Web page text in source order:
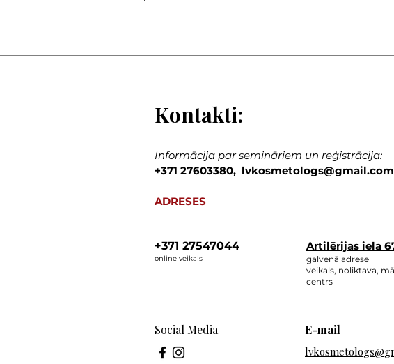
Kontakti:
Informācija par semināriem un reģistrācija:
+371 27603380, lvkosmetologs@gmail.com
ADRESES
+371 27547044
online veikals
Social Media
Artilērijas iela
galvenā adrese
veikals, noliktava,
centrs
E-mail